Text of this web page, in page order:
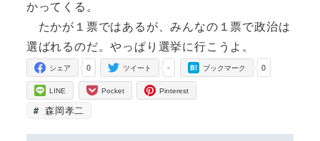
かってくる。
たかが１票ではあるが、みんなの１票で政治は
選ばれるのだ。やっぱり選挙に行こうよ。
0
シェア -
ツイート 0
ブックマーク
LINE Pocket Pinterest
森岡孝二